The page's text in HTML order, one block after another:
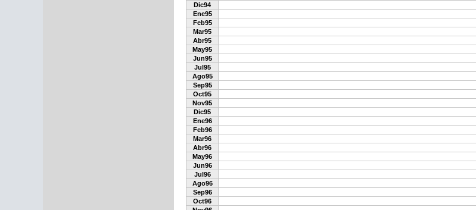
Dic94
Ene95
Feb95
Mar95
Abr95
May95
Jun95
Jul95
Ago95
Sep95
Oct95
Nov95
Dic95
Ene96
Feb96
Mar96
Abr96
May96
Jun96
Jul96
Ago96
Sep96
Oct96